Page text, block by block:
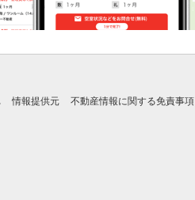
情報提供元 不動産情報に関する免責事項